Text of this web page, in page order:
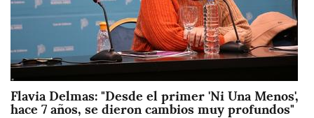
Flavia Delmas: "Desde el primer 'Ni Una Menos',
hace 7 años, se dieron cambios muy profundos"